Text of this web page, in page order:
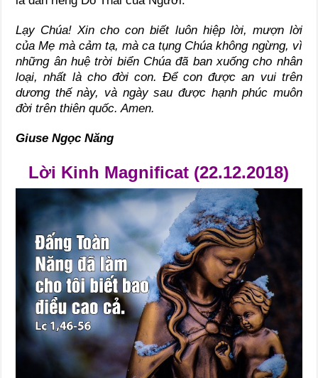
Lạy Chúa! Xin cho con biết luôn hiệp lời, mượn lời
của Mẹ mà cảm tạ, mà ca tụng Chúa không ngừng, vì
những ân huệ trời biển Chúa đã ban xuống cho nhân
loại, nhất là cho đời con. Để con được an vui trên
dương thế này, và ngày sau được hạnh phúc muôn
đời trên thiên quốc. Amen.
Giuse Ngọc Năng
Lời Kinh Magnificat (22.12.2018)